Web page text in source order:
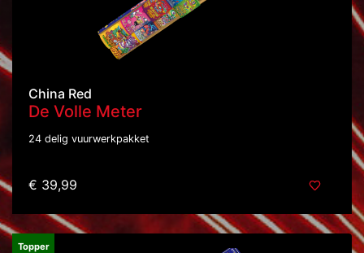
China Red
De Volle Meter
24 delig vuurwerkpakket
€ 39,99
Topper